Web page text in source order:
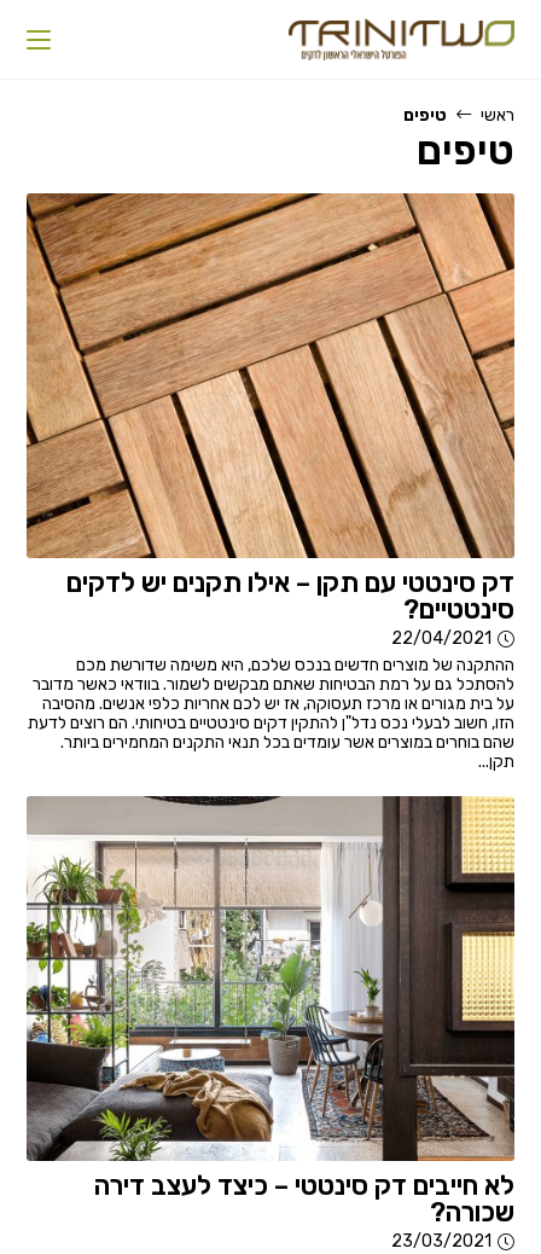
ראשי טיפים
טיפים
דק סינטטי עם תקן – אילו תקנים יש לדקים
סינטטיים?
22/04/2021
ההתקנה של מוצרים חדשים בנכס שלכם, היא משימה שדורשת מכם
להסתכל גם על רמת הבטיחות שאתם מבקשים לשמור. בוודאי כאשר מדובר
על בית מגורים או מרכז תעסוקה, אז יש לכם אחריות כלפי אנשים. מהסיבה
הזו, חשוב לבעלי נכס נדל"ן להתקין דקים סינטטיים בטיחותי. הם רוצים לדעת
שהם בוחרים במוצרים אשר עומדים בכל תנאי התקנים המחמירים ביותר.
תקן...
לא חייבים דק סינטטי – כיצד לעצב דירה
שכורה?
23/03/2021